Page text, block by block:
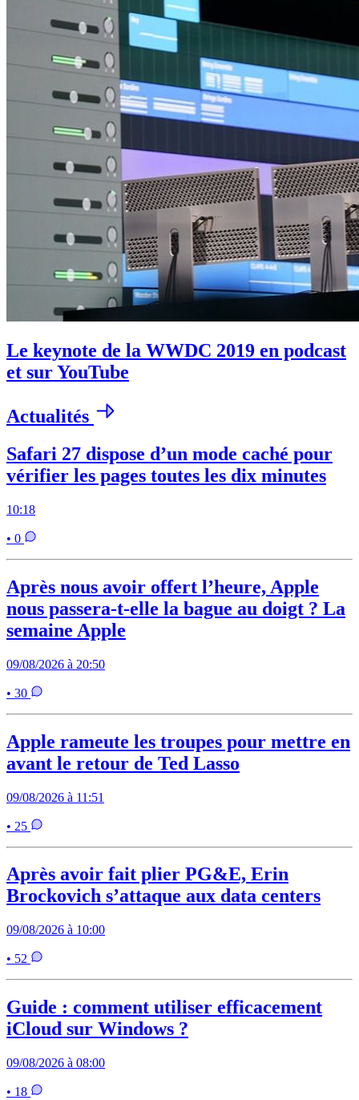
Le keynote de la WWDC 2019 en podcast
et sur YouTube
Actualités
Safari 27 dispose d’un mode caché pour
vérifier les pages toutes les dix minutes
10:18
• 0
Après nous avoir offert l’heure, Apple
nous passera-t-elle la bague au doigt ? La
semaine Apple
09/08/2026 à 20:50
• 30
Apple rameute les troupes pour mettre en
avant le retour de Ted Lasso
09/08/2026 à 11:51
• 25
Après avoir fait plier PG&E, Erin
Brockovich s’attaque aux data centers
09/08/2026 à 10:00
• 52
Guide : comment utiliser efficacement
iCloud sur Windows ?
09/08/2026 à 08:00
• 18